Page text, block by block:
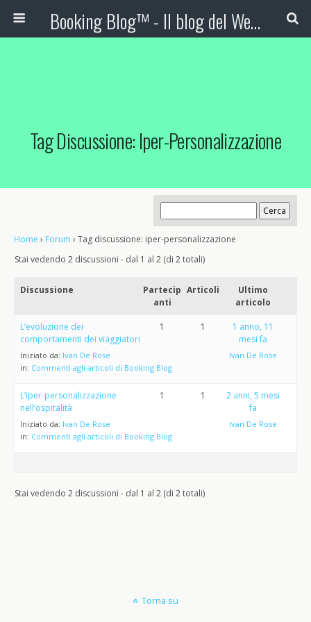
Booking Blog™ - Il blog del Web Marketing Turistico
Tag Discussione: Iper-Personalizzazione
Home › Forum › Tag discussione: iper-personalizzazione
Stai vedendo 2 discussioni - dal 1 al 2 (di 2 totali)
Discussione
Partecip
anti
Articoli
Ultimo
articolo
L’evoluzione dei
comportamenti dei viaggiatori
Iniziato da: Ivan De Rose
in: Commenti agli articoli di Booking Blog
1 1
1 anno, 11
mesi fa
Ivan De Rose
L’iper-personalizzazione
nell’ospitalità
Iniziato da: Ivan De Rose
in: Commenti agli articoli di Booking Blog
1 1
2 anni, 5 mesi
fa
Ivan De Rose
Stai vedendo 2 discussioni - dal 1 al 2 (di 2 totali)
Torna su